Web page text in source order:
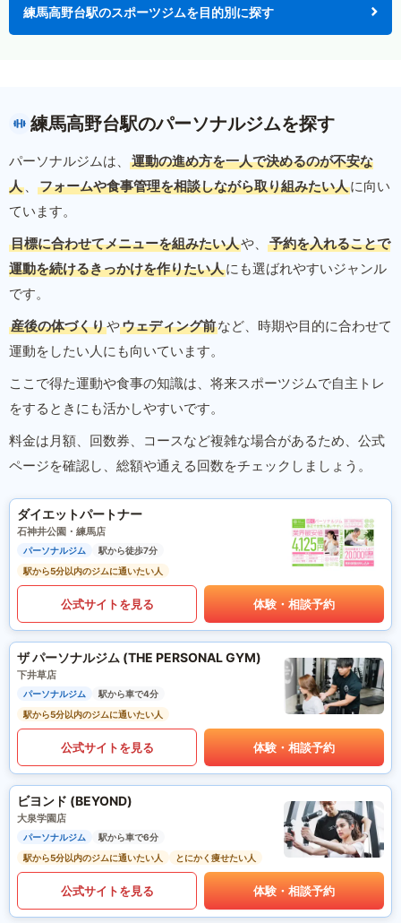
練馬高野台駅のスポーツジムを目的別に探す
練馬高野台駅のパーソナルジムを探す
パーソナルジムは、
運動の進め方を一人で決めるのが不安な
人 、 フォームや食事管理を相談しながら取り組みたい人に向い
ています。
目標に合わせてメニューを組みたい人や、
予約を入れることで
運動を続けるきっかけを作りたい人にも選ばれやすいジャンル
です。
産後の体づくりやウェディング前など、時期や目的に合わせて
運動をしたい人にも向いています。
ここで得た運動や食事の知識は、将来スポーツジムで自主トレ
をするときにも活かしやすいです。
料金は月額、回数券、コースなど複雑な場合があるため、公式
ページを確認し、総額や通える回数をチェックしましょう。
ダイエットパートナー
石神井公園・練馬店
パーソナルジム
駅から徒歩7分
駅から5分以内のジムに通いたい人
公式サイトを見る 体験・相談予約
ザ パーソナルジム (THE PERSONAL GYM)
下井草店
パーソナルジム
駅から車で4分
駅から5分以内のジムに通いたい人
公式サイトを見る 体験・相談予約
ビヨンド (BEYOND)
大泉学園店
パーソナルジム
駅から車で6分
駅から5分以内のジムに通いたい人
とにかく痩せたい人
公式サイトを見る 体験・相談予約